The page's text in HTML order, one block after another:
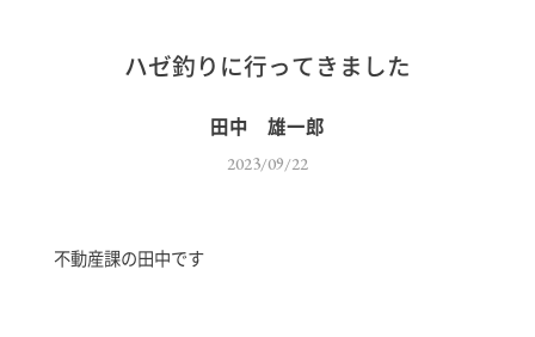
ハゼ釣りに行ってきました
田中 雄一郎
2023/09/22
不動産課の田中です